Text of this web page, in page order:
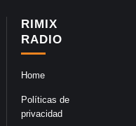
RIMIX
RADIO
Home
Políticas de
privacidad